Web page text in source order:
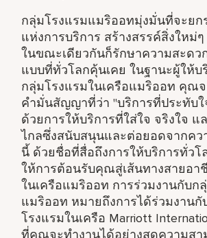
กลุ่มโรงแรมแมริออทมุ่งมั่นที่จะยก
แห่งการบริการ สร้างสรรค์สิ่งใหม่
ในขณะเดียวกันก็รักษาความสะดว
แบบที่ทั่วโลกคุ้นเคย ในฐานะผู้ให้บ
กลุ่มโรงแรมในเครือแมริออท คุณ
คำมั่นสัญญาที่ว่า "บริการที่ประทับใ
ด้วยการให้บริการที่ใส่ใจ จริงใจ
ไกลซึ่งสนับสนุนและต่อยอดจากคว
นี้ ด้วยชื่อที่สื่อถึงการให้บริการทั่วโ
ให้การต้อนรับคุณสู่เส้นทางสายอา
ในเครือแมริออท การร่วมงานกับก
แมริออท หมายถึงการได้ร่วมงาน
โรงแรมในเครือ Marriott
ที่คุณจะทำงานได้อย่างสุดความสา